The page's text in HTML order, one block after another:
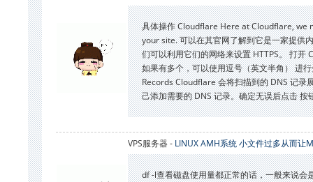
具体操作 Cloudflare Here at Cloudflare,
your site. 可以在其官网了解到它是一家提供
们可以利用它们的网络来设置 HTTPS。 打
如果有多个，可以使用逗号（英文半角） 进
Records Cloudflare 会将扫描到的 DNS 记录
己添加需要的 DNS 记录。确定无误后点击
VPS服务器 - LINUX AMH系统 小文件过多从而让
df -l查看磁盘使用量都正常的话，一般来说会